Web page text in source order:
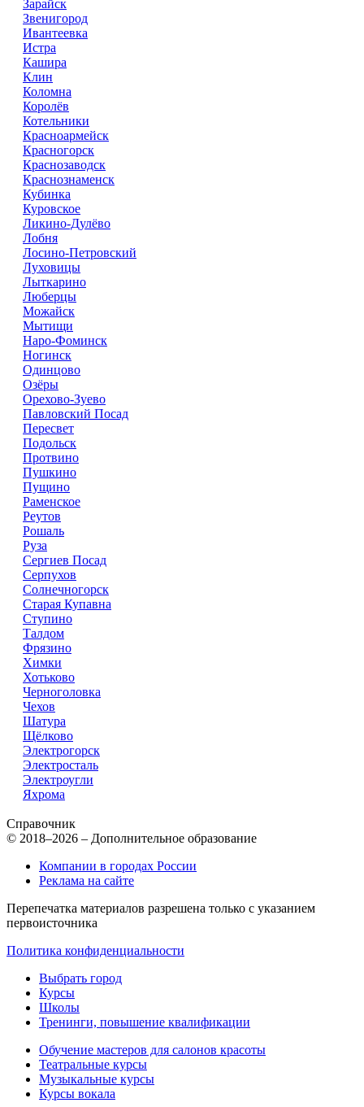
Зарайск
Звенигород
Ивантеевка
Истра
Кашира
Клин
Коломна
Королёв
Котельники
Красноармейск
Красногорск
Краснозаводск
Краснознаменск
Кубинка
Куровское
Ликино-Дулёво
Лобня
Лосино-Петровский
Луховицы
Лыткарино
Люберцы
Можайск
Мытищи
Наро-Фоминск
Ногинск
Одинцово
Озёры
Орехово-Зуево
Павловский Посад
Пересвет
Подольск
Протвино
Пушкино
Пущино
Раменское
Реутов
Рошаль
Руза
Сергиев Посад
Серпухов
Солнечногорск
Старая Купавна
Ступино
Талдом
Фрязино
Химки
Хотьково
Черноголовка
Чехов
Шатура
Щёлково
Электрогорск
Электросталь
Электроугли
Яхрома
Справочник
© 2018–2026 – Дополнительное образование
Компании в городах России
Реклама на сайте
Перепечатка материалов разрешена только с указанием
первоисточника
Политика конфиденциальности
Выбрать город
Курсы
Школы
Тренинги, повышение квалификации
Обучение мастеров для салонов красоты
Театральные курсы
Музыкальные курсы
Курсы вокала